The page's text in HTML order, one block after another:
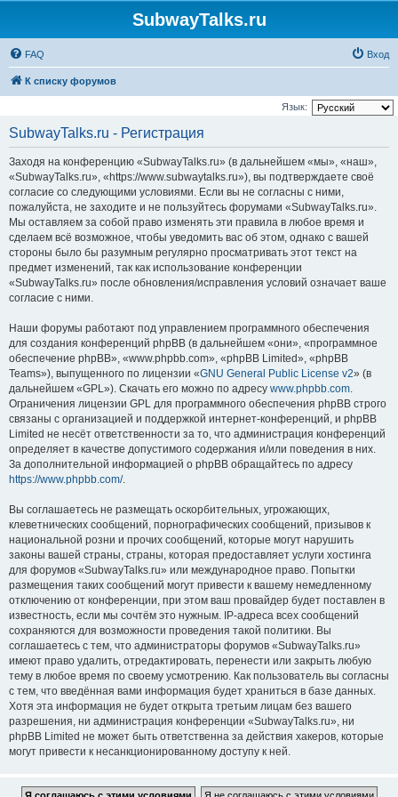
SubwayTalks.ru
FAQ Вход
К списку форумов
Язык:
SubwayTalks.ru - Регистрация
Заходя на конференцию «SubwayTalks.ru» (в дальнейшем «мы», «наш»,
«SubwayTalks.ru», «https://www.subwaytalks.ru»), вы подтверждаете своё
согласие со следующими условиями. Если вы не согласны с ними,
пожалуйста, не заходите и не пользуйтесь форумами «SubwayTalks.ru».
Мы оставляем за собой право изменять эти правила в любое время и
сделаем всё возможное, чтобы уведомить вас об этом, однако с вашей
стороны было бы разумным регулярно просматривать этот текст на
предмет изменений, так как использование конференции
«SubwayTalks.ru» после обновления/исправления условий означает ваше
согласие с ними.
Наши форумы работают под управлением программного обеспечения
для создания конференций phpBB (в дальнейшем «они», «программное
обеспечение phpBB», «www.phpbb.com», «phpBB Limited», «phpBB
Teams»), выпущенного по лицензии «GNU General Public License v2» (в
дальнейшем «GPL»). Скачать его можно по адресу www.phpbb.com.
Ограничения лицензии GPL для программного обеспечения phpBB строго
связаны с организацией и поддержкой интернет-конференций, и phpBB
Limited не несёт ответственности за то, что администрация конференций
определяет в качестве допустимого содержания и/или поведения в них.
За дополнительной информацией о phpBB обращайтесь по адресу
https://www.phpbb.com/.
Вы соглашаетесь не размещать оскорбительных, угрожающих,
клеветнических сообщений, порнографических сообщений, призывов к
национальной розни и прочих сообщений, которые могут нарушить
законы вашей страны, страны, которая предоставляет услуги хостинга
для форумов «SubwayTalks.ru» или международное право. Попытки
размещения таких сообщений могут привести к вашему немедленному
отключению от конференции, при этом ваш провайдер будет поставлен в
известность, если мы сочтём это нужным. IP-адреса всех сообщений
сохраняются для возможности проведения такой политики. Вы
соглашаетесь с тем, что администраторы форумов «SubwayTalks.ru»
имеют право удалить, отредактировать, перенести или закрыть любую
тему в любое время по своему усмотрению. Как пользователь вы согласны
с тем, что введённая вами информация будет храниться в базе данных.
Хотя эта информация не будет открыта третьим лицам без вашего
разрешения, ни администрация конференции «SubwayTalks.ru», ни
phpBB Limited не может быть ответственна за действия хакеров, которые
могут привести к несанкционированному доступу к ней.